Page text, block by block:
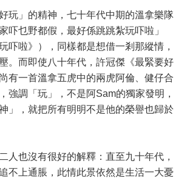
」的精神，七十年代中期的溫拿樂隊
吓乜野都假，最好係跳跳紮玩吓啦」
吓啦》），同樣都是想借一剎那縱情，
。而即使八十年代，許冠傑《最緊要好
有一首溫拿五虎中的兩虎阿倫、健仔合
強調「玩」，不是阿Sam的獨家發明，
」，就把所有明明不是他的榮譽也歸於
也沒有很好的解釋：直至九十年代，
不上通脹，此情此景依然是生活一大憂